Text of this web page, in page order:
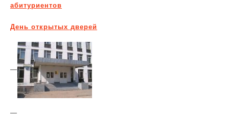
абитуриентов
День открытых дверей
—
—